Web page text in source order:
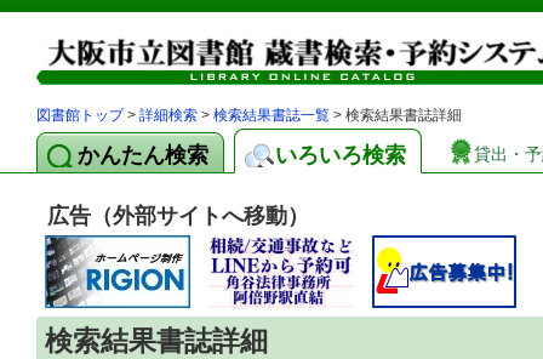
図書館トップ> 詳細検索 > 検索結果書誌一覧 > 検索結果書誌詳細
かんたん検索 いろいろ検索 貸出・
広告（外部サイトへ移動）
検索結果書誌詳細